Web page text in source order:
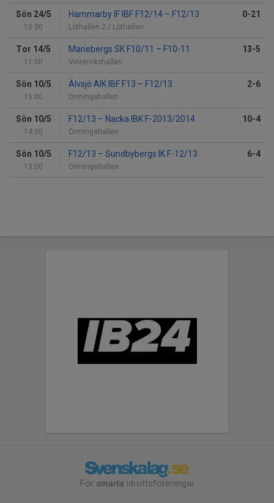
Sön 24/5
10:30
Hammarby IF IBF F12/14 – F12/13
Löthallen 2 / Löthallen
0-21
Tor 14/5
11:00
Mariebergs SK F10/11 – F10-11
Vintervikshallen
13-5
Sön 10/5
15:00
Älvsjö AIK IBF F13 – F12/13
Ormingehallen
2-6
Sön 10/5
14:00
F12/13 – Nacka IBK F-2013/2014
Ormingehallen
10-4
Sön 10/5
13:00
F12/13 – Sundbybergs IK F-12/13
Ormingehallen
6-4
För smarta idrottsföreningar